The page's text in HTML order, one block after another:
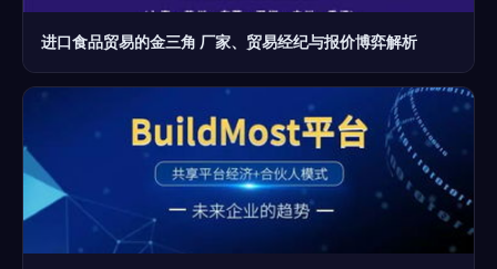
进口食品贸易的金三角 厂家、贸易经纪与报价博弈解析